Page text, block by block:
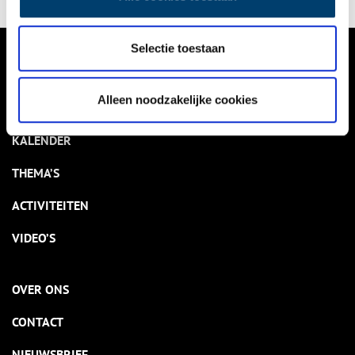
Selectie toestaan
Alleen noodzakelijke cookies
VERHALEN
KALENDER
THEMA’S
ACTIVITEITEN
VIDEO’S
OVER ONS
CONTACT